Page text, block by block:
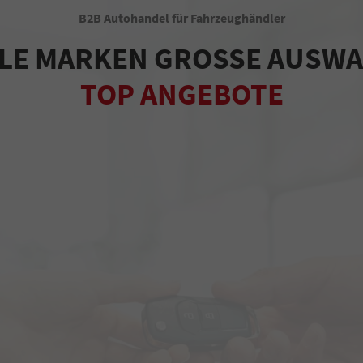
B2B Autohandel für Fahrzeughändler
MARKEN GROSSE
TOP ANGEBOTE